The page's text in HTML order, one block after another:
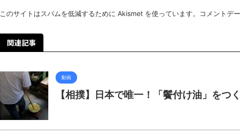
このサイトはスパムを低減するために Akismet を使っています。 コメントデ
関連記事
動画
【相撲】日本で唯一！「鬢付け油」をつ